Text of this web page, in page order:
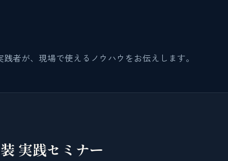
者が、現場で使えるノウハウをお伝えします。
実践セミナー